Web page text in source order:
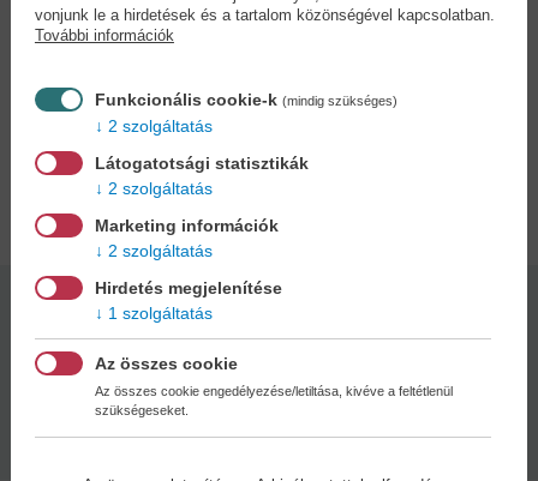
Időközben Osric és Aurienne munkához látnak, hogy
meggyógyítsák a férfit, és annak is a végére járjanak, miért ütötte
az egymás iránti vonzalmukat – ami pedig csak még tovább tüzeli a
köztük lévő szenvedélyt.
Adatok
Kötésmód:
puha kötés
480
Kiadás dátuma:
vonjunk le a hirdetések és a tartalom közönségével kapcsolatban.
További információk
Funkcionális cookie-k (mindig szükséges)
2 szolgáltatás
Látogatotsági statisztikák
2 szolgáltatás
Marketing információk
2 szolgáltatás
Hirdetés megjelenítése
1 szolgáltatás
Az összes cookie
Az összes cookie engedélyezése/letiltása, kivéve a feltétlenül
szükségeseket.